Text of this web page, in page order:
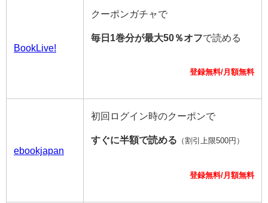
BookLive!
クーポンガチャで
毎日1巻分が最大50％オフで読める
登録無料/月額無料
ebookjapan
初回ログイン時のクーポンで
すぐに半額で読める （割引上限500円）
登録無料/月額無料